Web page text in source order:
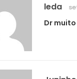
leda
Dr muito